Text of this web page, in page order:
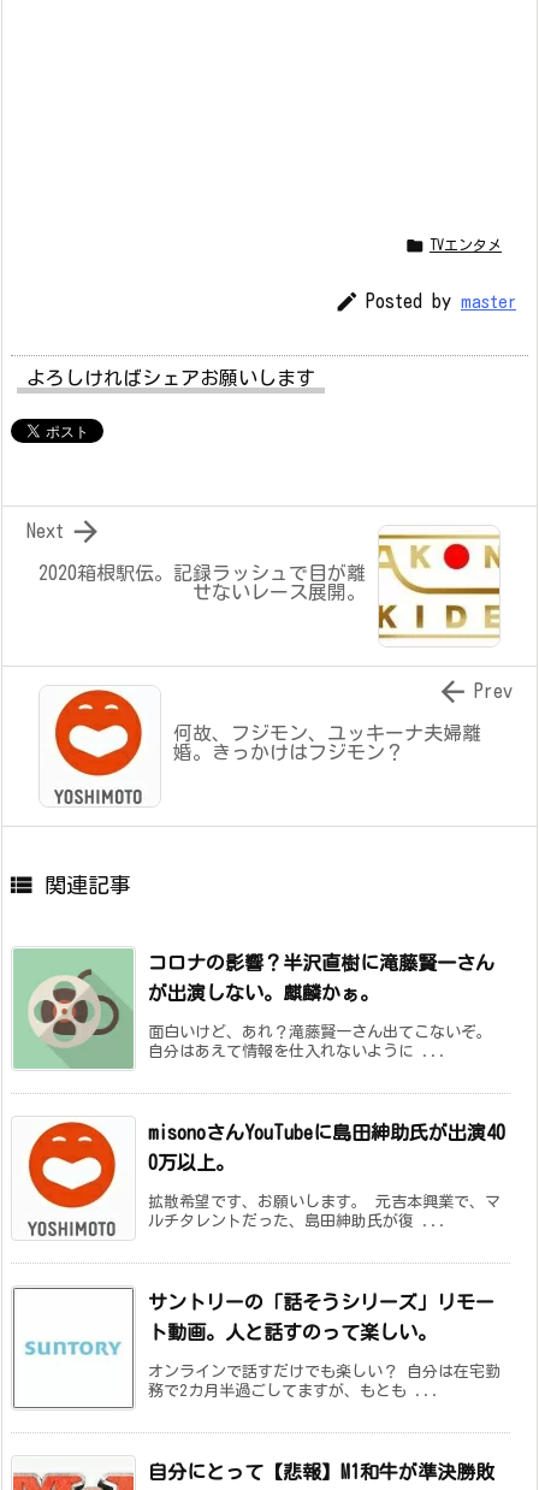
 TVエンタメ
 Posted by master
よろしければシェアお願いします
2020箱根駅伝。記録ラッシュで目が離
せないレース展開。

Next
何故、フジモン、ユッキーナ夫婦離
婚。きっかけはフジモン？
 Prev
 関連記事
コロナの影響？半沢直樹に滝藤賢一さん
が出演しない。麒麟かぁ。
面白いけど、あれ？滝藤賢一さん出てこないぞ。
自分はあえて情報を仕入れないように ...
misonoさんYouTubeに島田紳助氏が出演40
0万以上。
拡散希望です、お願いします。 元吉本興業で、マ
ルチタレントだった、島田紳助氏が復 ...
サントリーの「話そうシリーズ」リモー
ト動画。人と話すのって楽しい。
オンラインで話すだけでも楽しい？ 自分は在宅勤
務で2カ月半過ごしてますが、もとも ...
自分にとって【悲報】M1和牛が準決勝敗